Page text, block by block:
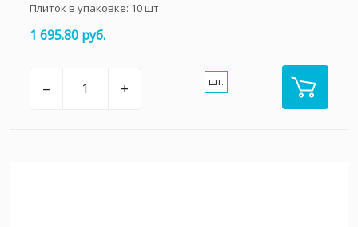
Плиток в упаковке: 10шт
1 695.80 руб.
– + шт.